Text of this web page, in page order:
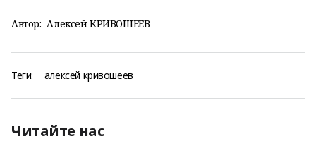
Автор: Алексей КРИВОШЕЕВ
Теги: алексей кривошеев
Читайте нас